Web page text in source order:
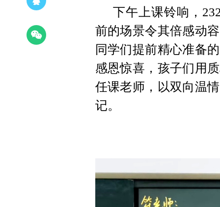
下午上课铃响，
前的场景令其倍感动
同学们提前精心准备
感恩惊喜，孩子们用
任课老师，以双向温
记。